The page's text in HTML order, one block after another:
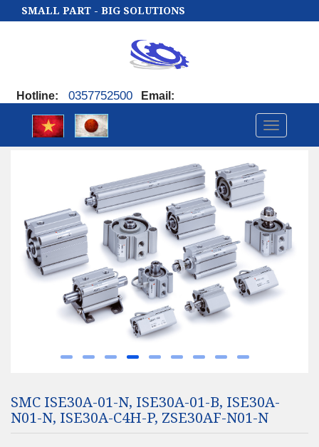
SMALL PART - BIG SOLUTIONS
Hotline: 0357752500 Email :
Toggle
SMC ISE30A-01-N, ISE30A-01-B, ISE30A-
N01-N, ISE30A-C4H-P, ZSE30AF-N01-N